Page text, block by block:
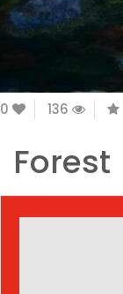
0 136
Forest